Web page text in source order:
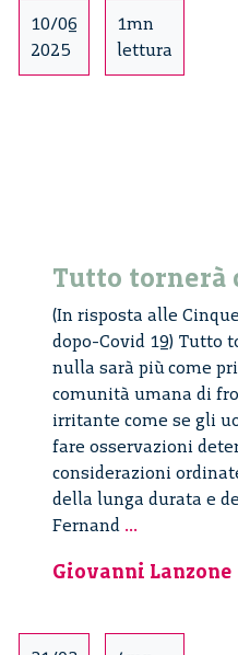
10/06
2025
1mn
lettura
Tutto tornerà
(In risposta alle
dopo-Covid 19) Tutto
nulla sarà più come
comunità umana di
irritante come se gli
fare osservazioni
considerazioni
della lunga durata e
Fernand ...
come
Giovanni Lanzone